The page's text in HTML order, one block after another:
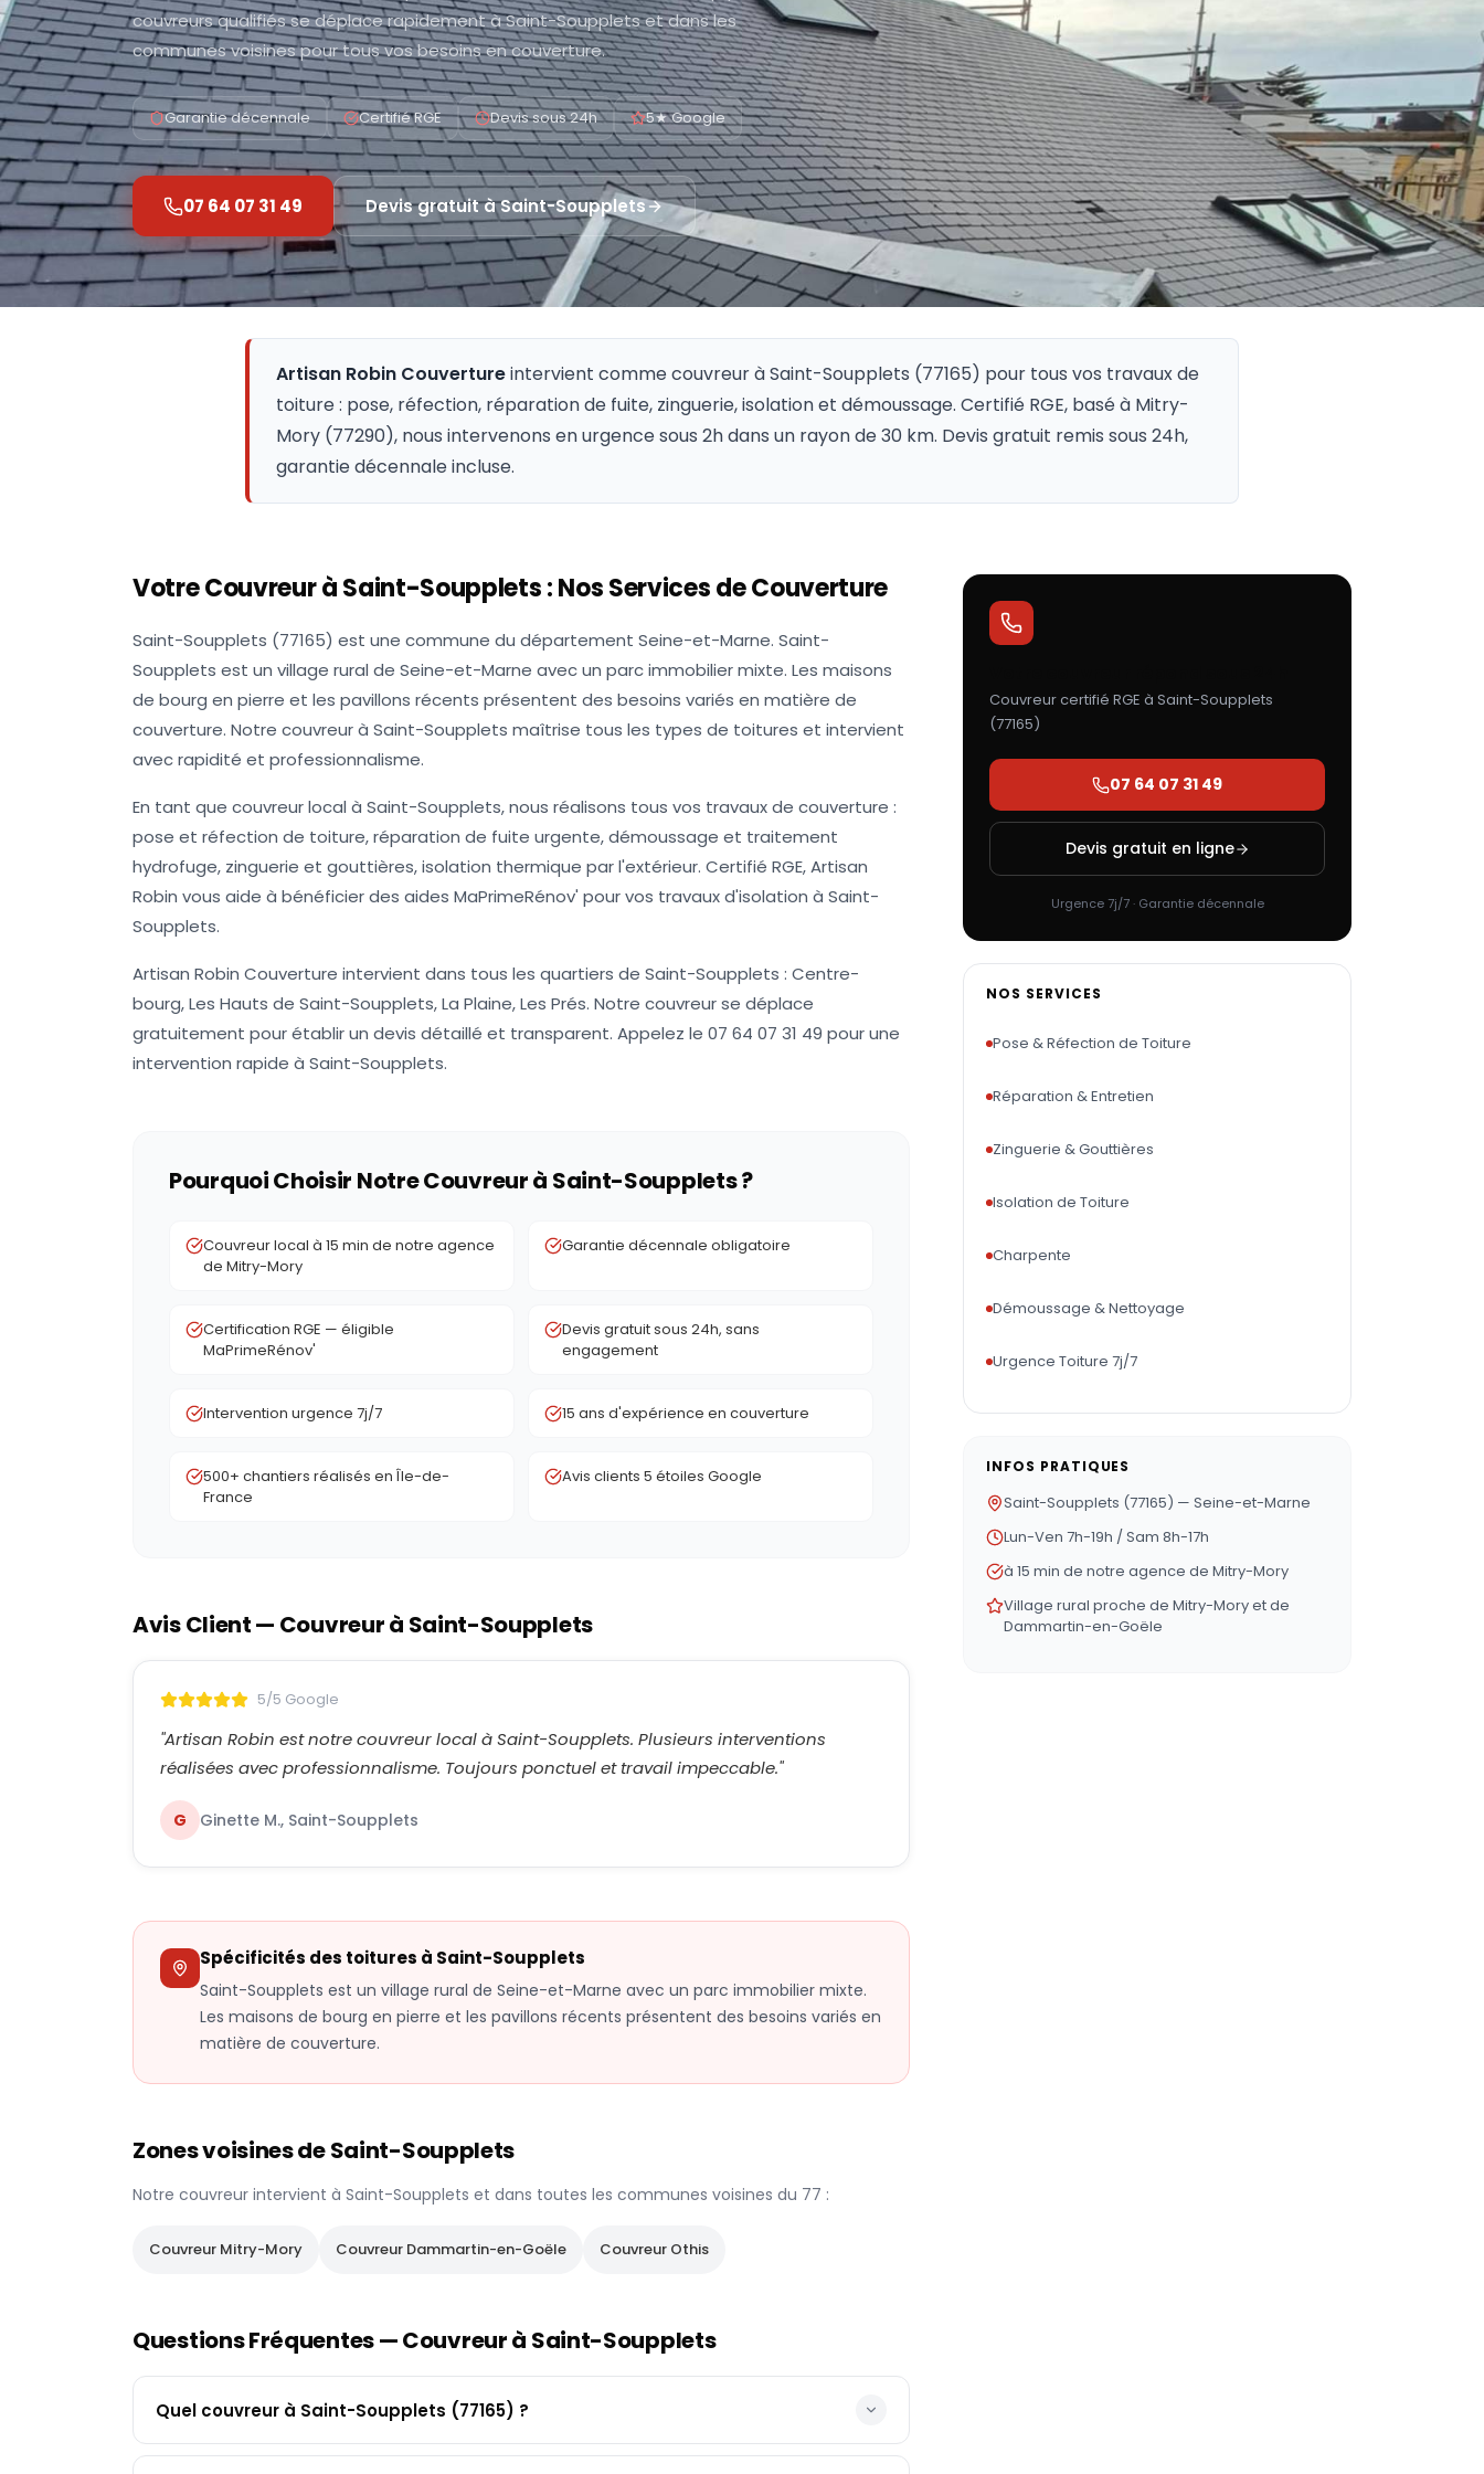
couvreurs qualifiés se déplace rapidement à Saint-Soupplets et dans les
communes voisines pour tous vos besoins en couverture.
Garantie décennale Certifié RGE Devis sous 24h 5★ Google
07 64 07 31 49 Devis gratuit àSaint-Soupplets
Artisan Robin Couvertureintervient comme couvreur àSaint-Soupplets (77165) pour tous vos travaux de
toiture : pose, réfection, réparation de fuite, zinguerie, isolation et démoussage. Certifié RGE, basé à Mitry-
Mory (77290), nous intervenons en urgence sous 2h dans un rayon de 30 km. Devis gratuit remis sous 24h,
garantie décennale incluse.
Votre Couvreur àSaint-Soupplets: Nos Services de Couverture
Saint-Soupplets (77165) est une commune du département Seine-et-Marne. Saint-
Soupplets est un village rural de Seine-et-Marne avec un parc immobilier mixte. Les maisons
de bourg en pierre et les pavillons récents présentent des besoins variés en matière de
couverture. Notre couvreur à Saint-Soupplets maîtrise tous les types de toitures et intervient
avec rapidité et professionnalisme.
En tant que couvreur local à Saint-Soupplets, nous réalisons tous vos travaux de couverture :
pose et réfection de toiture, réparation de fuite urgente, démoussage et traitement
hydrofuge, zinguerie et gouttières, isolation thermique par l'extérieur. Certifié RGE, Artisan
Robin vous aide à bénéficier des aides MaPrimeRénov' pour vos travaux d'isolation à Saint-
Soupplets.
Artisan Robin Couverture intervient dans tous les quartiers de Saint-Soupplets : Centre-
bourg, Les Hauts de Saint-Soupplets, La Plaine, Les Prés. Notre couvreur se déplace
gratuitement pour établir un devis détaillé et transparent. Appelez le 07 64 07 31 49 pour une
intervention rapide à Saint-Soupplets.
Pourquoi Choisir Notre Couvreur à Saint-Soupplets?
Couvreur local à 15 min de notre agence
de Mitry-Mory
Garantie décennale obligatoire
Certification RGE — éligible
MaPrimeRénov'
Devis gratuit sous 24h, sans
engagement
Intervention urgence 7j/7 15 ans d'expérience en couverture
500+ chantiers réalisés en Île-de-
France
Avis clients 5 étoiles Google
Avis Client — Couvreur à Saint-Soupplets
5/5 Google
"Artisan Robin est notre couvreur local à Saint-Soupplets. Plusieurs interventions
réalisées avec professionnalisme. Toujours ponctuel et travail impeccable."
G Ginette M., Saint-Soupplets
Spécificités des toitures à Saint-Soupplets
Saint-Soupplets est un village rural de Seine-et-Marne avec un parc immobilier mixte.
Les maisons de bourg en pierre et les pavillons récents présentent des besoins variés en
matière de couverture.
Zones voisines deSaint-Soupplets
Notre couvreur intervient à Saint-Soupplets et dans toutes les communes voisines du 77 :
Couvreur Mitry-Mory Couvreur Dammartin-en-Goële Couvreur Othis
Questions Fréquentes — Couvreur à Saint-Soupplets
Quel couvreur à Saint-Soupplets (77165) ?
Couvreur certifié RGE à Saint-Soupplets
(77165)
07 64 07 31 49
Devis gratuit en ligne
Urgence 7j/7 · Garantie décennale
NOS SERVICES
Pose & Réfection de Toiture
Réparation & Entretien
Zinguerie & Gouttières
Isolation de Toiture
Charpente
Démoussage & Nettoyage
Urgence Toiture 7j/7
INFOS PRATIQUES
Saint-Soupplets (77165) — Seine-et-Marne
Lun-Ven 7h-19h / Sam 8h-17h
à 15 min de notre agence de Mitry-Mory
Village rural proche de Mitry-Mory et de
Dammartin-en-Goële